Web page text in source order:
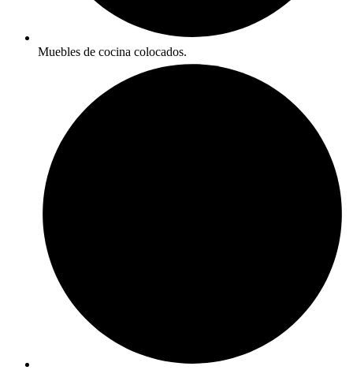
Muebles de cocina colocados.